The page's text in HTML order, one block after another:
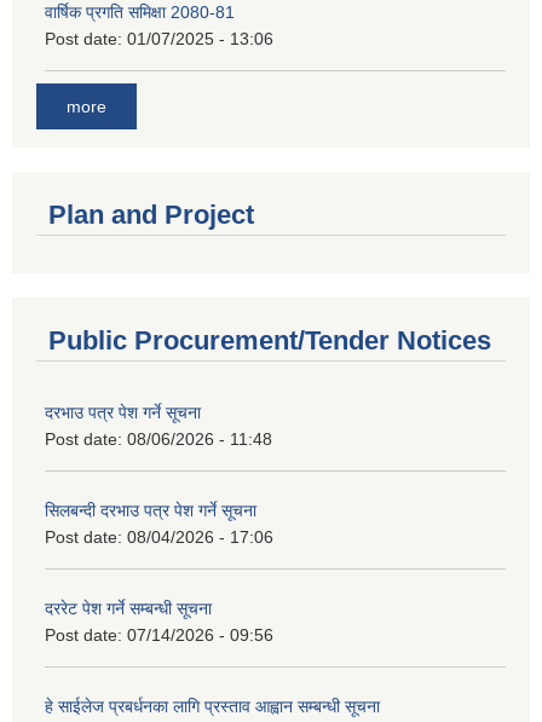
वार्षिक प्रगति समिक्षा 2080-81
Post date: 01/07/2025 - 13:06
more
Plan and Project
Public Procurement/Tender Notices
दरभाउ पत्र पेश गर्ने सूचना
Post date: 08/06/2026 - 11:48
सिलबन्दी दरभाउ पत्र पेश गर्ने सूचना
Post date: 08/04/2026 - 17:06
दररेट पेश गर्ने सम्बन्धी सूचना
Post date: 07/14/2026 - 09:56
हे साईलेज प्रबर्धनका लागि प्रस्ताव आह्वान सम्बन्धी सूचना